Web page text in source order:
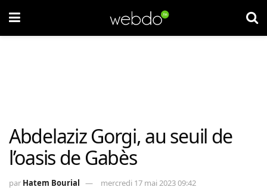
Abdelaziz Gorgi, au seuil de
l’oasis de Gabès
par Hatem Bourial mercredi 17 mai 2023 09:42